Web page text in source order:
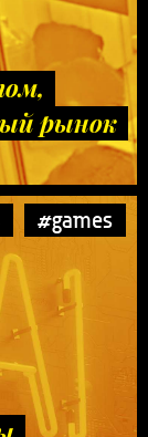
рынок
#games